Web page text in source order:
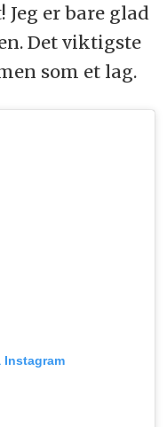
er bare glad
Det viktigste
som et lag.
Instagram